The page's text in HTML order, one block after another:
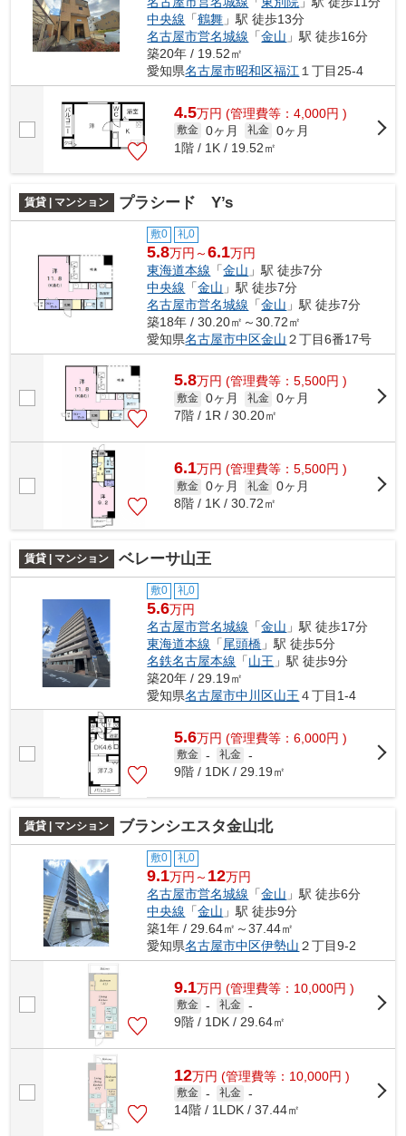
中央線 「鶴舞 」駅 徒歩13分
名古屋市営名城線 「金山 」駅 徒歩16分
築20年 / 19.52㎡
愛知県名古屋市昭和区福江 １丁目25-4
4.5万円 (管理費等：4,000円 )
敷金 0ヶ月 礼金 0ヶ月
1階 / 1K / 19.52㎡
賃貸 | マンション プラシード Y’s
敷0 礼0
5.8万円～6.1万円
東海道本線 「金山 」駅 徒歩7分
中央線 「金山 」駅 徒歩7分
名古屋市営名城線 「金山 」駅 徒歩7分
築18年 / 30.20㎡～30.72㎡
愛知県名古屋市中区金山 ２丁目6番17号
5.8万円 (管理費等：5,500円 )
敷金 0ヶ月 礼金 0ヶ月
7階 / 1R / 30.20㎡
6.1万円 (管理費等：5,500円 )
敷金 0ヶ月 礼金 0ヶ月
8階 / 1K / 30.72㎡
賃貸 | マンション ベレーサ山王
敷0 礼0
5.6万円
名古屋市営名城線 「金山 」駅 徒歩17分
東海道本線 「尾頭橋 」駅 徒歩5分
名鉄名古屋本線 「山王 」駅 徒歩9分
築20年 / 29.19㎡
愛知県名古屋市中川区山王 ４丁目1-4
5.6万円 (管理費等：6,000円 )
敷金 - 礼金 -
9階 / 1DK / 29.19㎡
賃貸 | マンション ブランシエスタ金山北
敷0 礼0
9.1万円～ 12万円
名古屋市営名城線 「金山 」駅 徒歩6分
中央線 「金山 」駅 徒歩9分
築1年 / 29.64㎡～37.44㎡
愛知県名古屋市中区伊勢山 ２丁目9-2
9.1万円 (管理費等：10,000円 )
敷金 - 礼金 -
9階 / 1DK / 29.64㎡
12万円 (管理費等：10,000円 )
敷金 - 礼金 -
14階 / 1LDK / 37.44㎡